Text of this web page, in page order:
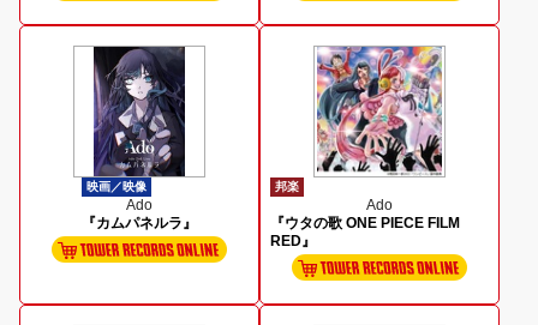
映画／映像
Ado
『カムパネルラ』
邦楽
Ado
『ウタの歌 ONE PIECE FILM
RED』